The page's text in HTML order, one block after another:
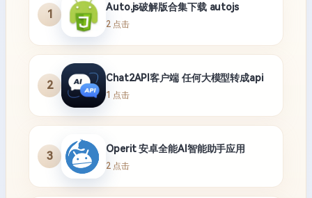
1
Auto.js破解版合集下载 autojs
2 点击
2
Chat2API客户端 任何大模型转成api
1 点击
3
Operit 安卓全能AI智能助手应用
2 点击